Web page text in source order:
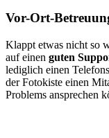
Vor-Ort-
Klappt etwas nicht so
auf einen guten
lediglich einen
der Fotokiste einen
Problems ansprechen